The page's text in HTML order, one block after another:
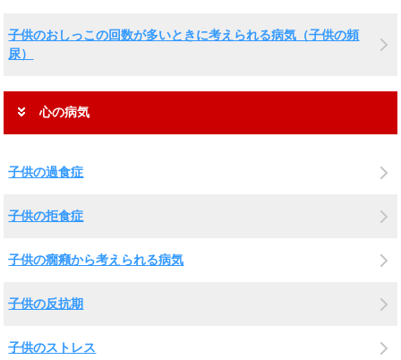
子供のおしっこの回数が多いときに考えられる病気（子供の頻
尿）
心の病気
子供の過食症
子供の拒食症
子供の癇癪から考えられる病気
子供の反抗期
子供のストレス